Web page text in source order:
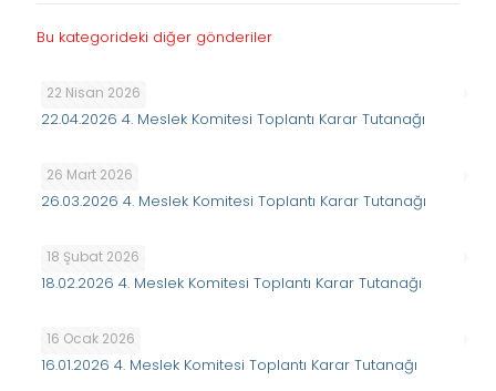
Bu kategorideki diğer gönderiler
22 Nisan 2026
22.04.2026 4. Meslek Komitesi Toplantı Karar Tutanağı
26 Mart 2026
26.03.2026 4. Meslek Komitesi Toplantı Karar Tutanağı
18 Şubat 2026
18.02.2026 4. Meslek Komitesi Toplantı Karar Tutanağı
16 Ocak 2026
16.01.2026 4. Meslek Komitesi Toplantı Karar Tutanağı